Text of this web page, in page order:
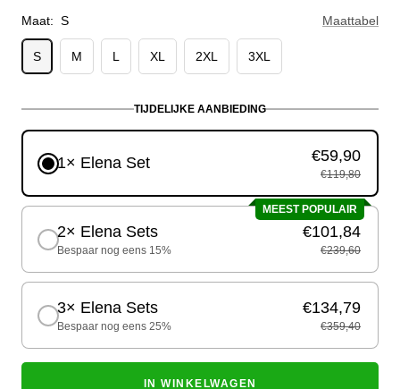
Maat: S Maattabel
S M L XL 2XL 3XL
TIJDELIJKE AANBIEDING
1× Elena Set €59,90
€119,80
MEEST POPULAIR
2× Elena Sets
Bespaar nog eens 15%
€101,84
€239,60
3× Elena Sets
Bespaar nog eens 25%
€134,79
€359,40
IN WINKELWAGEN